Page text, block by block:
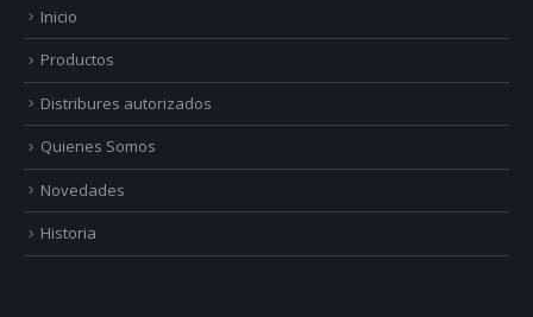
Inicio
Productos
Distribures autorizados
Quienes Somos
Novedades
Historia